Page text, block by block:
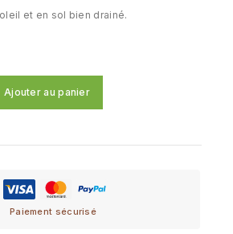
et en sol bien drainé.
Ajouter au panier
Paiement sécurisé